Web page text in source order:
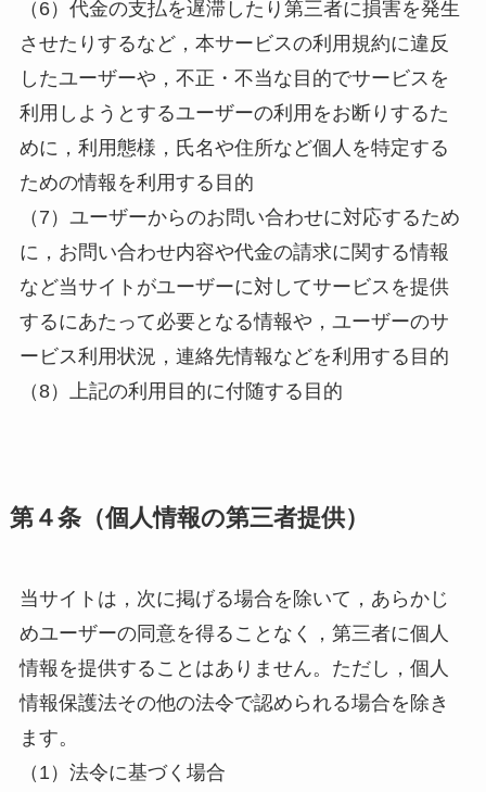
（6）代金の支払を遅滞したり第三者に損害を発生
させたりするなど，本サービスの利用規約に違反
したユーザーや，不正・不当な目的でサービスを
利用しようとするユーザーの利用をお断りするた
めに，利用態様，氏名や住所など個人を特定する
ための情報を利用する目的
（7）ユーザーからのお問い合わせに対応するため
に，お問い合わせ内容や代金の請求に関する情報
など当サイトがユーザーに対してサービスを提供
するにあたって必要となる情報や，ユーザーのサ
ービス利用状況，連絡先情報などを利用する目的
（8）上記の利用目的に付随する目的
第４条（個人情報の第三者提供）
当サイトは，次に掲げる場合を除いて，あらかじ
めユーザーの同意を得ることなく，第三者に個人
情報を提供することはありません。ただし，個人
情報保護法その他の法令で認められる場合を除き
ます。
（1）法令に基づく場合